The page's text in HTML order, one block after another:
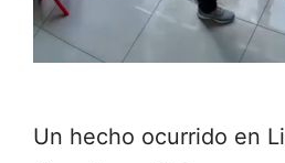
Un hecho ocurrido en